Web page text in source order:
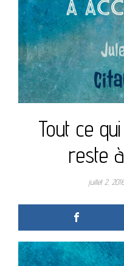
Tout ce
reste
juillet 2,